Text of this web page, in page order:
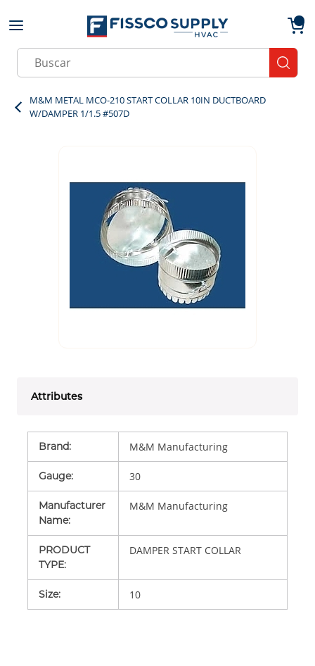
Skip to main content
Site Search
M&M METAL MCO-210 START COLLAR 10IN DUCTBOARD
W/DAMPER 1/1.5 #507D
Attributes
Brand: M&M Manufacturing
Gauge: 30
Manufacturer
Name:
M&M Manufacturing
PRODUCT
TYPE:
DAMPER START COLLAR
Size: 10